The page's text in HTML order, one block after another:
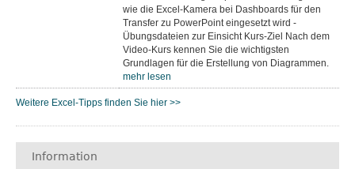
wie die Excel-Kamera bei Dashboards für den
Transfer zu PowerPoint eingesetzt wird -
Übungsdateien zur Einsicht Kurs-Ziel Nach dem
Video-Kurs kennen Sie die wichtigsten
Grundlagen für die Erstellung von Diagrammen.
mehr lesen
Weitere Excel-Tipps finden Sie hier >>
Information